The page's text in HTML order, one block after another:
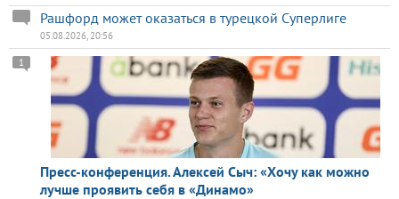
Рашфорд может оказаться в турецкой Суперлиге
05.08.2026, 20:56
Пресс-конференция. Алексей Сыч: «Хочу как можно
лучше проявить себя в «Динамо»
1